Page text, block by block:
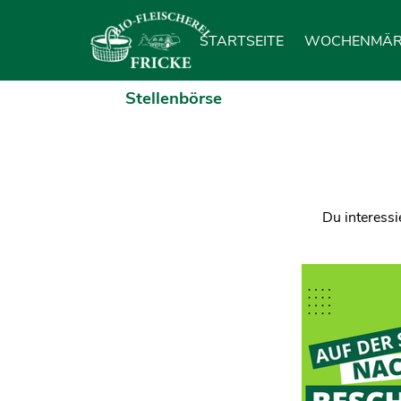
STARTSEITE
Stellenbörse
Du